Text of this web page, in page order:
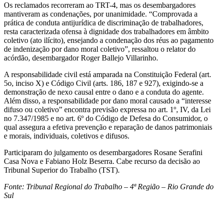
Os reclamados recorreram ao TRT-4, mas os desembargadores
mantiveram as condenações, por unanimidade. “Comprovada a
prática de conduta antijurídica de discriminação de trabalhadores,
resta caracterizada ofensa à dignidade dos trabalhadores em âmbito
coletivo (ato ilícito), ensejando a condenação dos réus ao pagamento
de indenização por dano moral coletivo”, ressaltou o relator do
acórdão, desembargador Roger Ballejo Villarinho.
A responsabilidade civil está amparada na Constituição Federal (art.
5o, inciso X) e Código Civil (arts. 186, 187 e 927), exigindo-se a
demonstração de nexo causal entre o dano e a conduta do agente.
Além disso, a responsabilidade por dano moral causado a “interesse
difuso ou coletivo” encontra previsão expressa no art. 1º, IV, da Lei
no 7.347/1985 e no art. 6º do Código de Defesa do Consumidor, o
qual assegura a efetiva prevenção e reparação de danos patrimoniais
e morais, individuais, coletivos e difusos.
Participaram do julgamento os desembargadores Rosane Serafini
Casa Nova e Fabiano Holz Beserra. Cabe recurso da decisão ao
Tribunal Superior do Trabalho (TST).
Fonte: Tribunal Regional do Trabalho – 4ª Região – Rio Grande do
Sul